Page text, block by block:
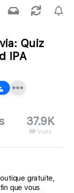
Quiz
IPA
37.9K
Vues
gratuite,
que vous